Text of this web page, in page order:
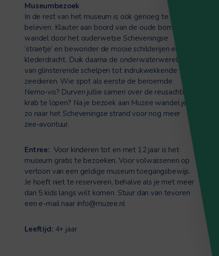
Museumbezoek
In de rest van het museum is ook genoeg te
beleven. Klauter aan boord van de oude bomschuit,
wandel door het ouderwetse Scheveningse
‘straetje’ en bewonder de mooie schilderijen en
klederdracht. Duik daarna de onderwaterwereld in:
van glinsterende schelpen tot indrukwekkende
zeedieren. Wie spot als eerste de beroemde
Nemo-vis? Durven jullie samen over de reusachtige
krab te lopen? Na je bezoek aan Muzee wandel je
zo naar het Scheveningse strand voor nog meer
zee-avontuur.
Entree: Voor kinderen tot en met 12 jaar is het
museum gratis te bezoeken. Voor volwassenen op
vertoon van een geldige museum toegangsbewijs.
Je hoeft niet te reserveren, behalve als je met meer
dan 5 kids langs wilt komen. Stuur dan van tevoren
een e-mail naar info@muzee.nl
Leeftijd: 4+ jaar